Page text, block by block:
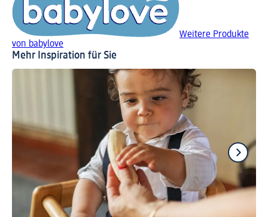
Weitere Produkte
von babylove
Mehr Inspiration für Sie